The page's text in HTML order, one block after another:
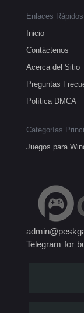
Enlaces Rápidos
Inicio
Contáctenos
Acerca del Sitio
Preguntas
Política DMCA
Categorías
Juegos para
Telegram for